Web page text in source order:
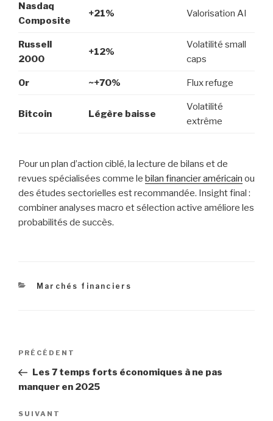
Nasdaq
Composite
+21% Valorisation AI
Russell
2000
+12%
Volatilité small
caps
Or ~+70% Flux refuge
Bitcoin Légère baisse
Volatilité
extrême
Pour un plan d’action ciblé, la lecture de bilans et de
revues spécialisées comme le bilan financier américain ou
des études sectorielles est recommandée. Insight final :
combiner analyses macro et sélection active améliore les
probabilités de succès.
Catégories
Marchés financiers
Navigation
l’article
Article
précédent
PRÉCÉDENT
Les 7 temps forts économiques à ne pas
manquer en 2025
Article
SUIVANT